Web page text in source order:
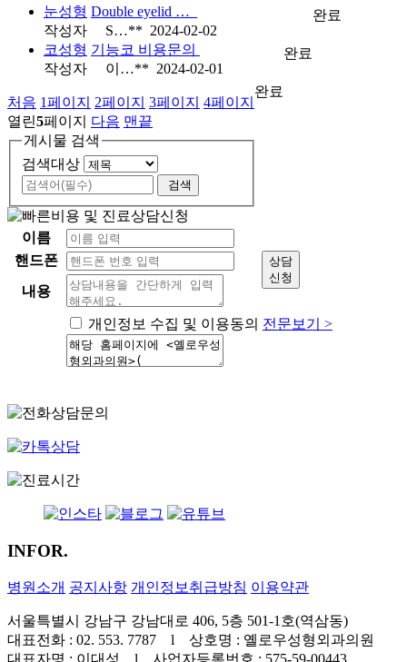
완료
완료
눈성형 Double eyelid …
작성자 S…** 2024-02-02
완료
코성형 기능코 비용문의
작성자 이…** 2024-02-01
처음 1페이지 2페이지 3페이지 4페이지
열린5페이지 다음 맨끝
게시물 검색
검색대상
검색
이름
상담
신청
핸드폰
내용
개인정보 수집 및 이용동의 전문보기 >
INFOR.
병원소개 공지사항 개인정보취급방침 이용약관
서울특별시 강남구 강남대로 406, 5층 501-1호(역삼동)
대표전화 : 02. 553. 7787 l 상호명 : 옐로우성형외과의원
대표자명 : 이대성 l 사업자등록번호 : 575-59-00443